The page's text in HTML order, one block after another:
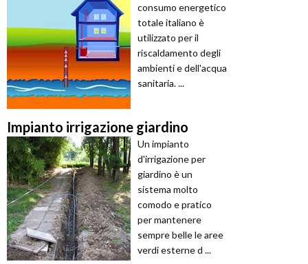
consumo energetico
totale italiano è
utilizzato per il
riscaldamento degli
ambienti e dell'acqua
sanitaria. ...
Impianto irrigazione giardino
Un impianto
d'irrigazione per
giardino è un
sistema molto
comodo e pratico
per mantenere
sempre belle le aree
verdi esterne d ...